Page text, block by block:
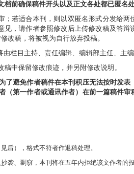
档前确保稿件开头以及正文各处都已匿名
；若适合本刊，则以双匿名形式分发给
见，请作者参照修改后上传修改稿及答
改稿，将被视为自行放弃投稿。
由栏目主持、责任编辑、编辑部主任、主
稿中保留修改痕迹，并另附修改说明。
了避免作者稿件在本刊积压无法按时发
（第一作者或通讯作者） 在前一篇稿件审
后），格式不符者作退稿处理。
袭、剽窃，本刊将在五年内拒绝该文作者